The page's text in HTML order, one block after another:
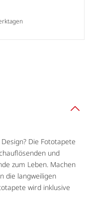
Die Fototapete
und
zum Leben. Machen
die langweiligen
wird inklusive